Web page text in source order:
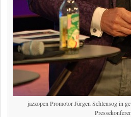
jazzopen Promotor Jürgen Schlensog in